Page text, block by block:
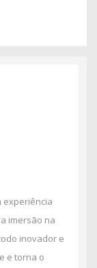
experiência
imersão na
inovador e
e torna o